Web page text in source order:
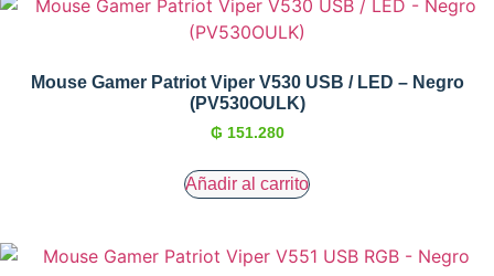
Mouse Gamer Patriot Viper V530 USB / LED – Negro
(PV530OULK)
₲ 151.280
Añadir al carrito